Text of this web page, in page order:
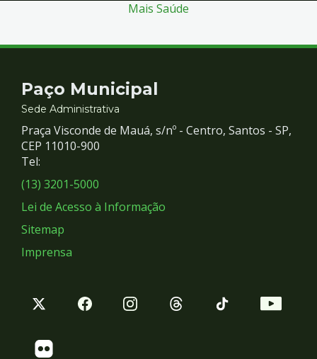
Mais Saúde
Contato
e
Redes
Sociais
Paço Municipal
Sede Administrativa
Praça Visconde de Mauá, s/nº - Centro, Santos - SP,
CEP 11010-900
Tel:
(13) 3201-5000
Lei de Acesso à Informação
Sitemap
Imprensa